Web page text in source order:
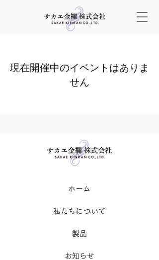
現在開催中のイベントはありま
せん
​ホーム
私たちについて
製品
お知らせ